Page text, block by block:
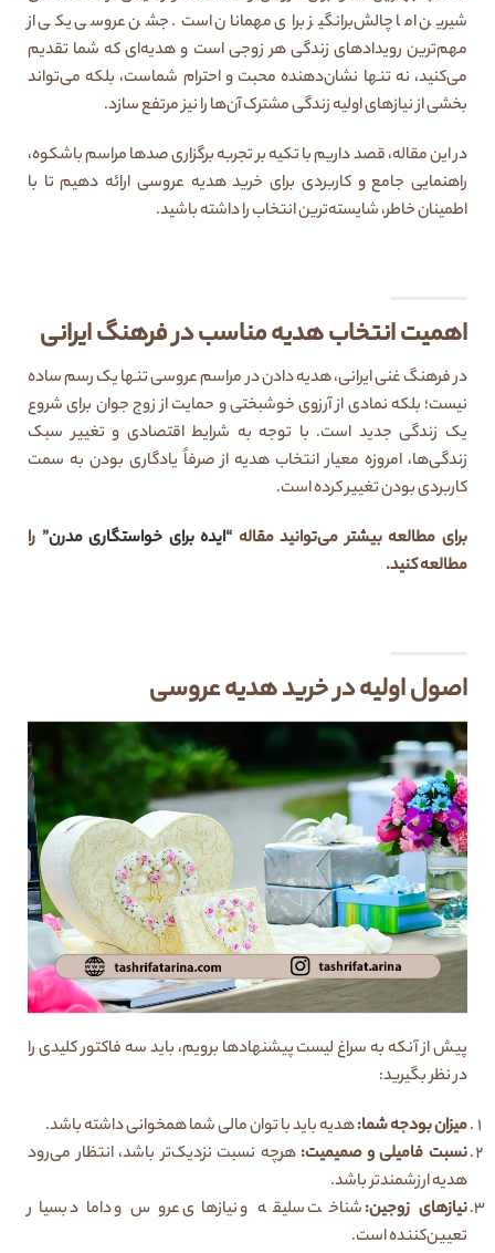
شیرین اما چالش‌برانگیز برای مهمانان است. جشن عروسی یکی از
مهم‌ترین رویدادهای زندگی هر زوجی است و هدیه‌ای که شما تقدیم
می‌کنید، نه تنها نشان‌دهنده محبت و احترام شماست، بلکه می‌تواند
بخشی از نیازهای اولیه زندگی مشترک آن‌ها را نیز مرتفع سازد.
در این مقاله، قصد داریم با تکیه بر تجربه برگزاری صدها مراسم باشکوه،
راهنمایی جامع و کاربردی برای خرید هدیه عروسی ارائه دهیم تا با
اطمینان خاطر، شایسته‌ترین انتخاب را داشته باشید.
اهمیت انتخاب هدیه مناسب در فرهنگ ایرانی
در فرهنگ غنی ایرانی، هدیه دادن در مراسم عروسی تنها یک رسم ساده
نیست؛ بلکه نمادی از آرزوی خوشبختی و حمایت از زوج جوان برای شروع
یک زندگی جدید است. با توجه به شرایط اقتصادی و تغییر سبک
زندگی‌ها، امروزه معیار انتخاب هدیه از صرفاً یادگاری بودن به سمت
کاربردی بودن تغییر کرده است.
برای مطالعه بیشتر می‌توانید مقاله “ایده برای خواستگاری مدرن” را
مطالعه کنید.
اصول اولیه در خرید هدیه عروسی
پیش از آنکه به سراغ لیست پیشنهادها برویم، باید سه فاکتور کلیدی را
در نظر بگیرید:
میزان بودجه شما:هدیه باید با توان مالی شما همخوانی داشته باشد.
نسبت فامیلی و صمیمیت: هرچه نسبت نزدیک‌تر باشد، انتظار می‌رود
هدیه ارزشمندتر باشد.
نیازهای زوجین:شناخت سلیقه و نیازهای عروس و داماد بسیار
تعیین‌کننده است.